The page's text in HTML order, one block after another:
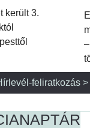
került 3.
feliratkozás >
NAPTÁR